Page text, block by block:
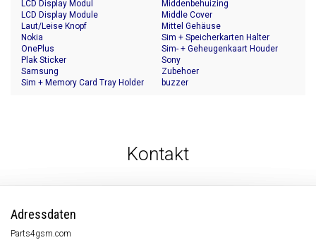
LCD Display Modul
LCD Display Module
Laut/Leise Knopf
Middenbehuizing
Middle Cover
Mittel Gehäuse
Nokia
OnePlus
Plak Sticker
Samsung
Sim + Memory Card Tray Holder
Sim + Speicherkarten Halter
Sim- + Geheugenkaart Houder
Sony
Zubehoer
buzzer
Kontakt
Adressdaten
Parts4gsm.com